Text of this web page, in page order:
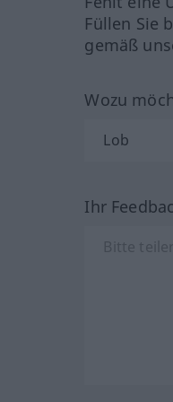
Füllen Sie
gemäß
Wozu
Ihr